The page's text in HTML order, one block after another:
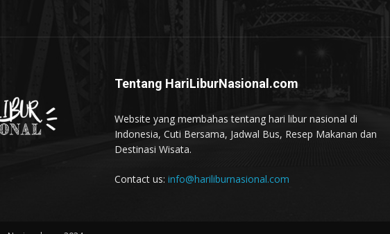
Tentang HariLiburNasional.com
Website yang membahas tentang hari libur nasional di
Indonesia, Cuti Bersama, Jadwal Bus, Resep Makanan dan
Destinasi Wisata.
Contact us: info@hariliburnasional.com